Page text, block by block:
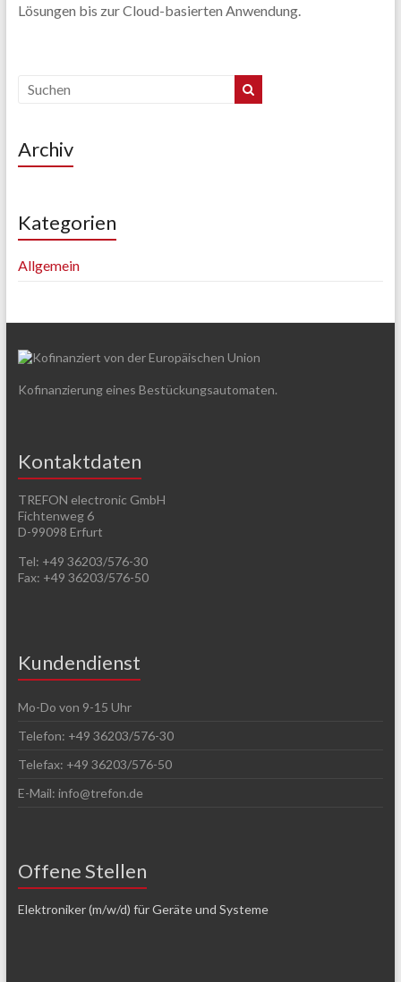
Lösungen bis zur Cloud-basierten Anwendung.
Archiv
Kategorien
Allgemein
Kofinanzierung eines Bestückungsautomaten.
Kontaktdaten
TREFON electronic GmbH
Fichtenweg 6
D-99098 Erfurt
Tel: +49 36203/576-30
Fax: +49 36203/576-50
Kundendienst
Mo-Do von 9-15 Uhr
Telefon: +49 36203/576-30
Telefax: +49 36203/576-50
E-Mail: info@trefon.de
Offene Stellen
Elektroniker (m/w/d) für Geräte und Systeme